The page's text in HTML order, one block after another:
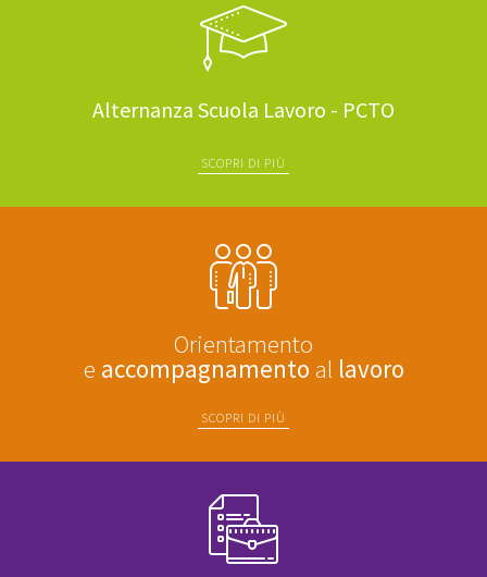
Alternanza Scuola Lavoro - PCTO
SCOPRI DI PIÙ
Orientamento
e accompagnamento al lavoro
SCOPRI DI PIÙ